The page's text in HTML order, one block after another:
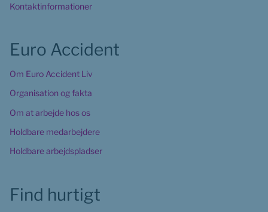
Kontaktinformationer
Euro Accident
Om Euro Accident Liv
Organisation og fakta
Om at arbejde hos os
Holdbare medarbejdere
Holdbare arbejdspladser
Find hurtigt